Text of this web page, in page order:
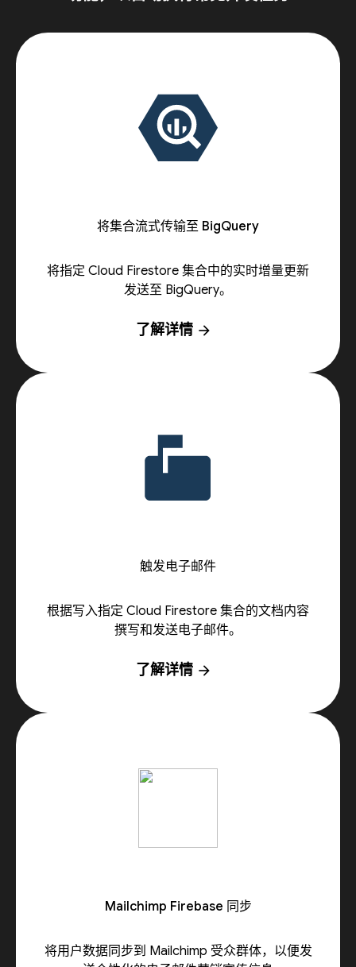
将集合流式传输至 BigQuery
将指定 Cloud Firestore 集合中的实时增量更新
发送至 BigQuery。
了解详情 arrow_forward
触发电子邮件
根据写入指定 Cloud Firestore 集合的文档内容
撰写和发送电子邮件。
了解详情 arrow_forward
Mailchimp Firebase 同步
将用户数据同步到 Mailchimp 受众群体，以便发